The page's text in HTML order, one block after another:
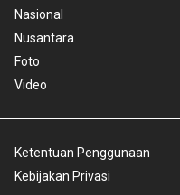
Nasional
Nusantara
Foto
Video
Ketentuan Penggunaan
Kebijakan Privasi